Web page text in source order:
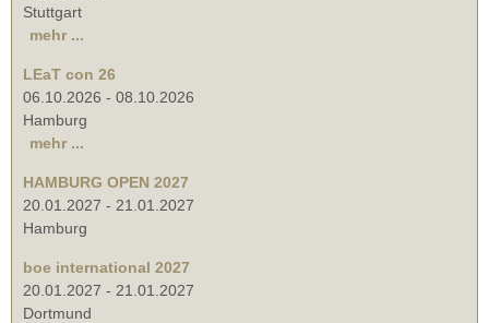
Stuttgart
mehr ...
LEaT con 26
06.10.2026 - 08.10.2026
Hamburg
mehr ...
HAMBURG OPEN 2027
20.01.2027 - 21.01.2027
Hamburg
boe international 2027
20.01.2027 - 21.01.2027
Dortmund